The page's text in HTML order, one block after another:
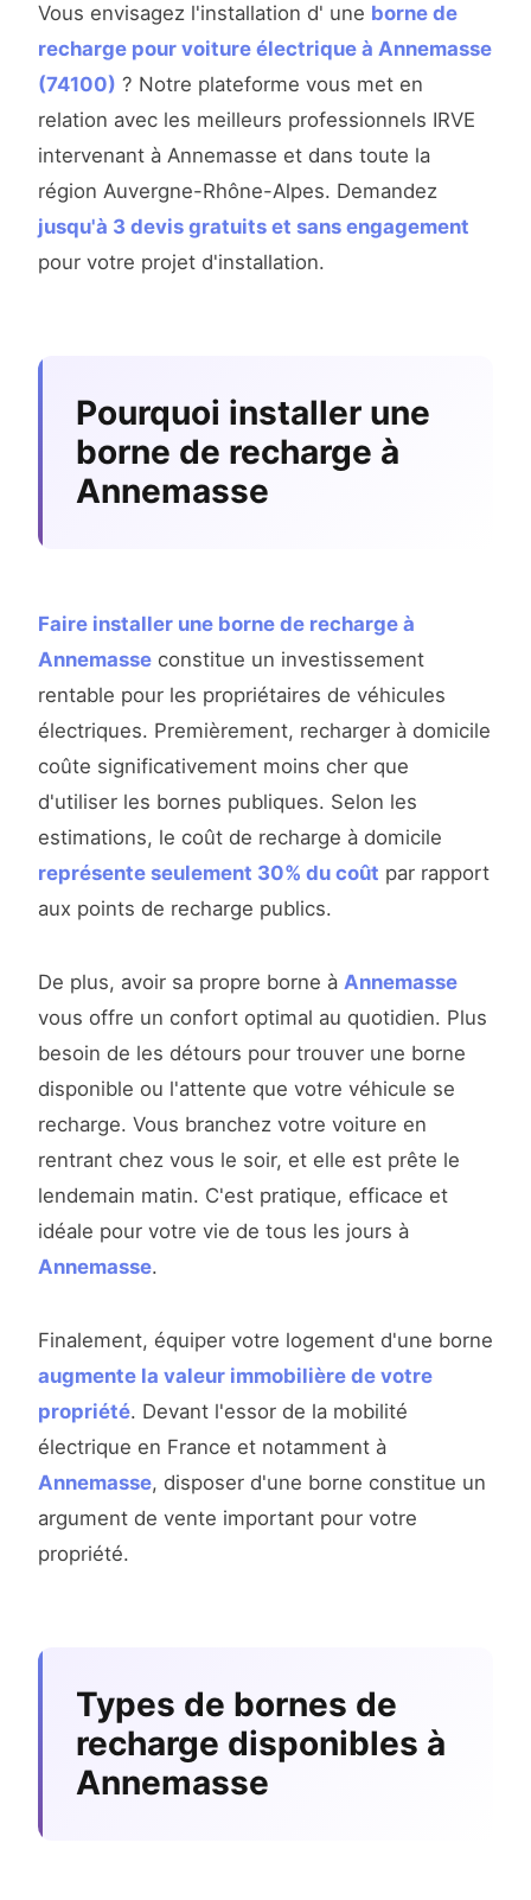
Vous envisagez l'installation d' une borne de
recharge pour voiture électrique à Annemasse
(74100) ? Notre plateforme vous met en
relation avec les meilleurs professionnels IRVE
intervenant à Annemasse et dans toute la
région Auvergne-Rhône-Alpes. Demandez
jusqu'à 3 devis gratuits et sans engagement
pour votre projet d'installation.
Pourquoi installer une
borne de recharge à
Annemasse
Faire installer une borne de recharge à
Annemasse constitue un investissement
rentable pour les propriétaires de véhicules
électriques. Premièrement, recharger à domicile
coûte significativement moins cher que
d'utiliser les bornes publiques. Selon les
estimations, le coût de recharge à domicile
représente seulement 30% du coût par rapport
aux points de recharge publics.
De plus, avoir sa propre borne à Annemasse
vous offre un confort optimal au quotidien. Plus
besoin de les détours pour trouver une borne
disponible ou l'attente que votre véhicule se
recharge. Vous branchez votre voiture en
rentrant chez vous le soir, et elle est prête le
lendemain matin. C'est pratique, efficace et
idéale pour votre vie de tous les jours à
Annemasse.
Finalement, équiper votre logement d'une borne
augmente la valeur immobilière de votre
propriété. Devant l'essor de la mobilité
électrique en France et notamment à
Annemasse, disposer d'une borne constitue un
argument de vente important pour votre
propriété.
Types de bornes de
recharge disponibles à
Annemasse